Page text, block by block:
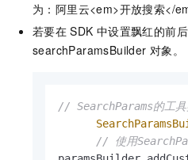
为：阿里云<em>开放搜索</
若要在 SDK 中设置飘红的前
searchParamsBuilder 对象。
// SearchParams的工具
// 使用